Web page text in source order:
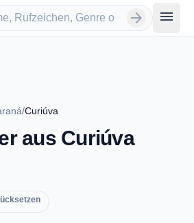
arrow_forward menu
/Curiúva
aus Curiúva